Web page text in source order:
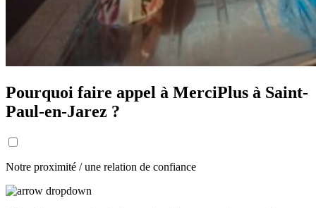
Pourquoi faire appel à MerciPlus à Saint-
Paul-en-Jarez ?
Notre proximité / une relation de confiance